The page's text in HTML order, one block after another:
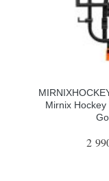
Mirnix
2